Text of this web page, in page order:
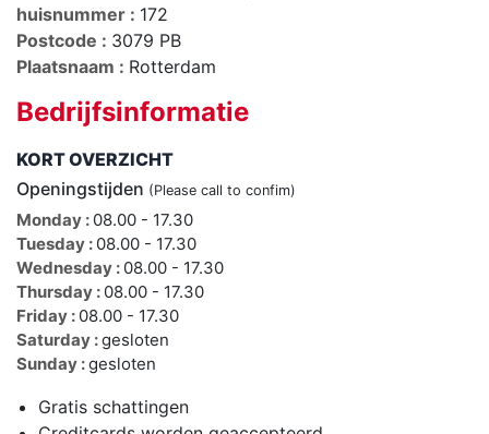
huisnummer : 172
Postcode : 3079 PB
Plaatsnaam : Rotterdam
Bedrijfsinformatie
KORT OVERZICHT
Openingstijden (Please call to confim)
Monday : 08.00 - 17.30
Tuesday : 08.00 - 17.30
Wednesday : 08.00 - 17.30
Thursday : 08.00 - 17.30
Friday : 08.00 - 17.30
Saturday :gesloten
Sunday :gesloten
Gratis schattingen